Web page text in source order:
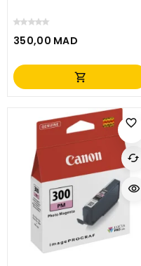
350,00 MAD
Prix
shopping_cart
favorite_border
cached
visibility